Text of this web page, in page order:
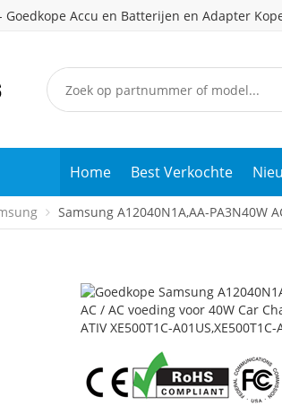
Accu en Batterijen en Adapter
Home Best Verkochte
Samsung A12040N1A,AA-PA3N40W